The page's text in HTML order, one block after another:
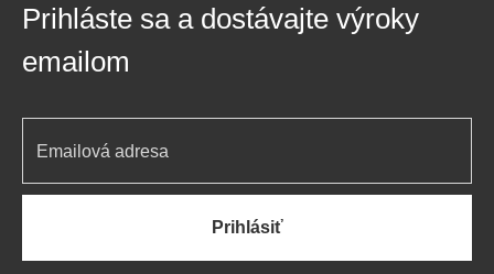
Prihláste sa a dostávajte výroky
emailom
Prihlásiť